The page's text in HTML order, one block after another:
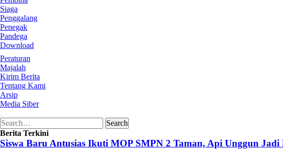
Siaga
Penggalang
Penegak
Pandega
Download
Peraturan
Majalah
Kirim Berita
Tentang Kami
Arsip
Media Siber
Search
for:
Search
Berita Terkini
Siswa Baru Antusias Ikuti MOP SMPN 2 Taman, Api Unggun Jadi